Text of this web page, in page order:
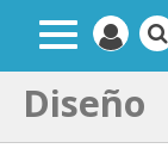
Diseño